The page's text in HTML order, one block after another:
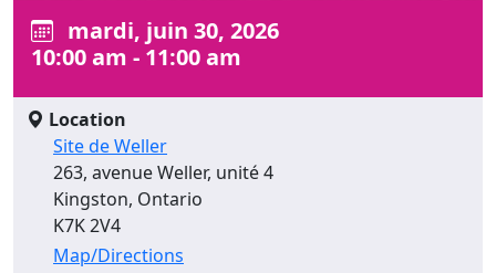
mardi, juin 30, 2026
10:00 am - 11:00 am
Location
Site de Weller
263, avenue Weller, unité 4
Kingston, Ontario
K7K 2V4
Map/Directions